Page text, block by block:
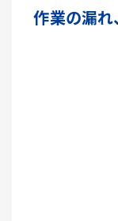
作業の漏